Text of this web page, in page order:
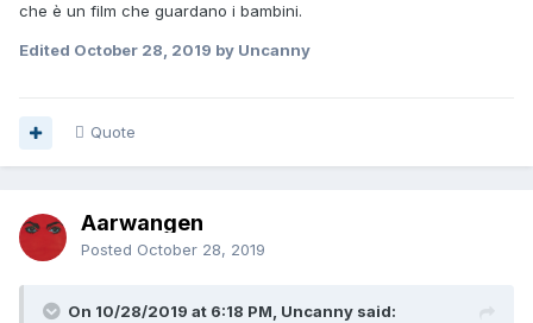
che è un film che guardano i bambini.
Edited October 28, 2019 by Uncanny
Quote
Aarwangen
Posted October 28, 2019
On 10/28/2019 at 6:18 PM, Uncanny said: